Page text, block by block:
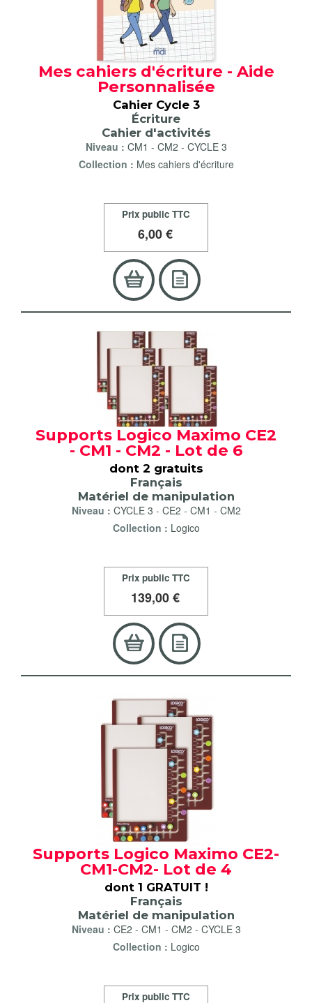
Mes cahiers d'écriture - Aide
Personnalisée
Cahier Cycle 3
Écriture
Cahier d'activités
Niveau : CM1 - CM2 - CYCLE 3
Collection : Mes cahiers d'écriture
Prix public TTC
6,00 €
Supports Logico Maximo CE2
- CM1 - CM2 - Lot de 6
dont 2 gratuits
Français
Matériel de manipulation
Niveau : CYCLE 3 - CE2 - CM1 - CM2
Collection : Logico
Prix public TTC
139,00 €
Supports Logico Maximo CE2-
CM1-CM2- Lot de 4
dont 1 GRATUIT !
Français
Matériel de manipulation
Niveau : CE2 - CM1 - CM2 - CYCLE 3
Collection : Logico
Prix public TTC